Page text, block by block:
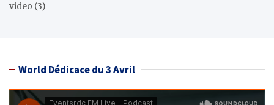
video (3)
World Dédicace du 3 Avril